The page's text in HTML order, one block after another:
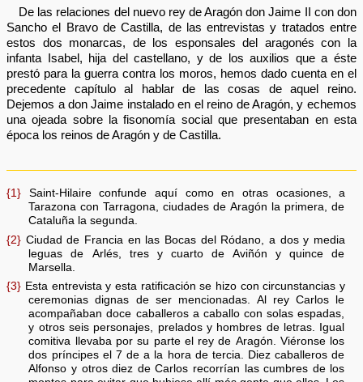
De las relaciones del nuevo rey de Aragón don Jaime II con don
Sancho el Bravo de Castilla, de las entrevistas y tratados entre
estos dos monarcas, de los esponsales del aragonés con la
infanta Isabel, hija del castellano, y de los auxilios que a éste
prestó para la guerra contra los moros, hemos dado cuenta en el
precedente capítulo al hablar de las cosas de aquel reino.
Dejemos a don Jaime instalado en el reino de Aragón, y echemos
una ojeada sobre la fisonomía social que presentaban en esta
época los reinos de Aragón y de Castilla.
{1} Saint-Hilaire confunde aquí como en otras ocasiones, a
Tarazona con Tarragona, ciudades de Aragón la primera, de
Cataluña la segunda.
{2} Ciudad de Francia en las Bocas del Ródano, a dos y media
leguas de Arlés, tres y cuarto de Aviñón y quince de
Marsella.
{3} Esta entrevista y esta ratificación se hizo con circunstancias y
ceremonias dignas de ser mencionadas. Al rey Carlos le
acompañaban doce caballeros a caballo con solas espadas,
y otros seis personajes, prelados y hombres de letras. Igual
comitiva llevaba por su parte el rey de Aragón. Viéronse los
dos príncipes el 7 de a la hora de tercia. Diez caballeros de
Alfonso y otros diez de Carlos recorrían las cumbres de los